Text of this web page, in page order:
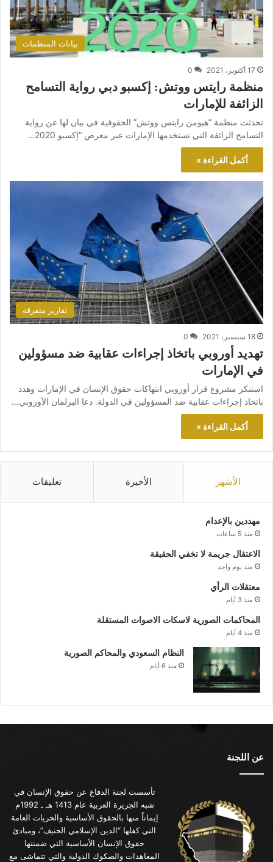
بيانات المنظمات
17 أكتوبر، 2021 0
منظمة رايتس ووتش: إكسبو دبي رواية التسامح
الزائفة للإمارات
تحدثت منظمة “هيومن رايتس ووتش” الحقوقية في بيان لها عن رواية
التسامح الزائفة التي تستخدمها الإمارات عبر معرض “إكسبو 2020…
أكمل القراءة »
تقارير متفرقة
18 سبتمبر، 2021 0
تهديد أوروبي باتخاذ إجراءات عقابية ضد مسؤولين
في الإمارات
استنكر مشروع قرار أوروبي انتهاكات حقوق الإنسان في الإمارات وهدد
باتخاذ إجراءات عقابية ضد المسؤولين في الدولة. دعا البرلمان الأوروبي…
أكمل القراءة »
الأشهر الأخيرة تعليقات
مهددين بالإعدام
منذ 5 ساعات
الاعتقال جريمة لا تخفي الحقيقة
منذ يوم واحد
معتقلات الرأي
منذ 3 أيام
المحاكمات الصورية لاسكات الاصوات المستقلة
منذ 4 أيام
النظام السعودي والمحاكم الصورية
منذ 6 أيام
عن اللجنة
تأسست لجنة الدفاع عن حقوق الإنسان في
شبه الجزيرة العربية عام 1413 هـ ـ 1992م
إيماناً منها بالحقوق الأساسية والحريات العامة
التي كفلها “الدين الإسلامي الحنيف”، ومبادئ
حقوق الإنسان الأساسية التي ضمنتها
المعاهدات والصكوك الدولية والتي تتماشى مع